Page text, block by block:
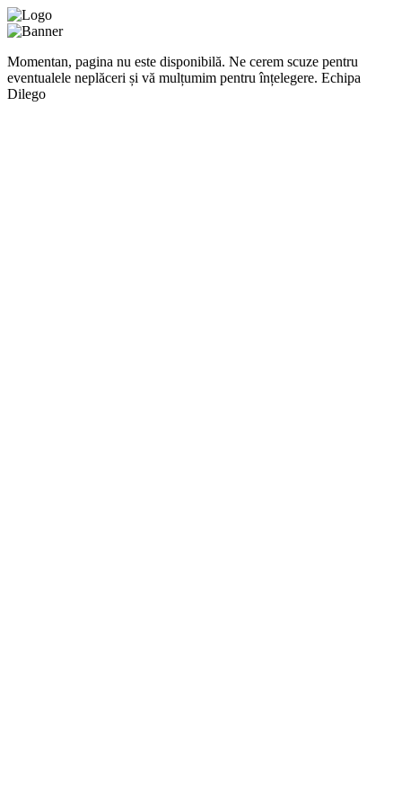
Momentan, pagina nu este disponibilă. Ne cerem scuze pentru
eventualele neplăceri și vă mulțumim pentru înțelegere. Echipa
Dilego